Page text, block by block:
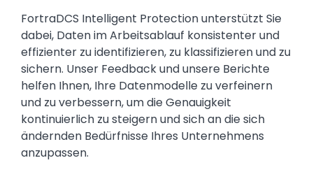
FortraDCS Intelligent Protection unterstützt Sie
dabei, Daten im Arbeitsablauf konsistenter und
effizienter zu identifizieren, zu klassifizieren und zu
sichern. Unser Feedback und unsere Berichte
helfen Ihnen, Ihre Datenmodelle zu verfeinern
und zu verbessern, um die Genauigkeit
kontinuierlich zu steigern und sich an die sich
ändernden Bedürfnisse Ihres Unternehmens
anzupassen.